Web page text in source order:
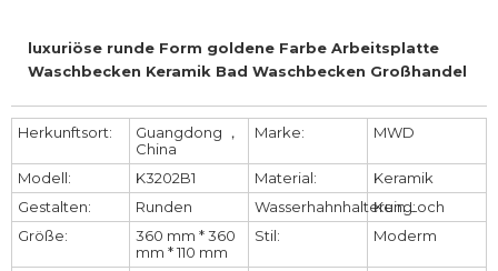
luxuriöse runde Form goldene Farbe Arbeitsplatte
Waschbecken Keramik Bad Waschbecken Großhandel
Herkunftsort:
Guangdong ，
China
Marke: MWD
Modell: K3202B1 Material:
Keramik
Gestalten:
Runden Wasserhahnhalterung:
Kein Loch
Größe:
360 mm * 360
mm * 110 mm
Stil: Moderm